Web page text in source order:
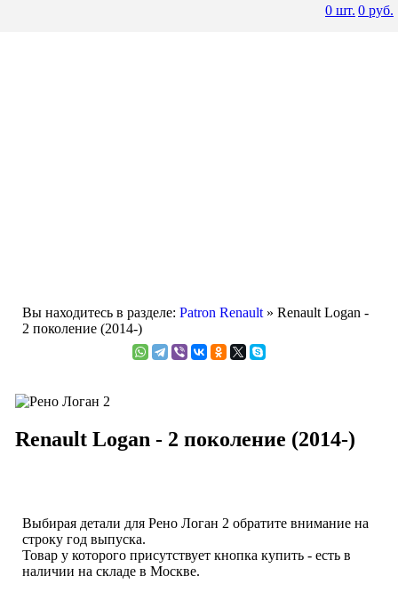
Вы находитесь в разделе: Patron Renault» Renault Logan -
2 поколение (2014-)
Renault Logan - 2 поколение (2014-)
Выбирая детали для Рено Логан 2 обратите внимание на
строку год выпуска.
Товар у которого присутствует кнопка купить - есть в
наличии на складе в Москве.
0 шт. 0 руб.